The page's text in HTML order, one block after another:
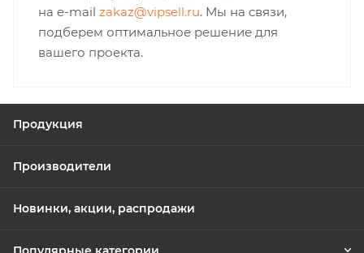
на e-mail zakaz@vipsell.ru. Мы на связи,
подберем оптимальное решение для
вашего проекта.
Продукция
Производители
Новинки, акции, распродажи